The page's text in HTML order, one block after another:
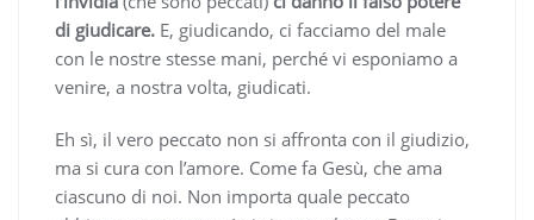
di giudicare. E, giudicando, ci facciamo del male
con le nostre stesse mani, perché vi esponiamo a
venire, a nostra volta, giudicati.
Eh sì, il vero peccato non si affronta con il giudizio,
ma si cura con l’amore. Come fa Gesù, che ama
ciascuno di noi. Non importa quale peccato